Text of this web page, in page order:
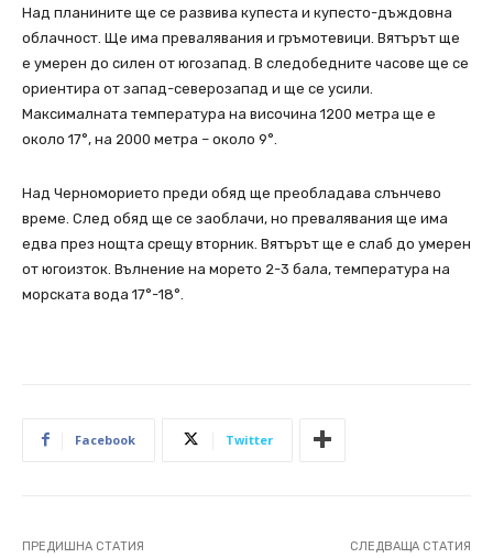
Над планините ще се развива купеста и купесто-дъждовна
облачност. Ще има превалявания и гръмотевици. Вятърът ще
е умерен до силен от югозапад. В следобедните часове ще се
ориентира от запад-северозапад и ще се усили.
Максималната температура на височина 1200 метра ще е
около 17°, на 2000 метра – около 9°.
Над Черноморието преди обяд ще преобладава слънчево
време. След обяд ще се заоблачи, но превалявания ще има
едва през нощта срещу вторник. Вятърът ще е слаб до умерен
от югоизток. Вълнение на морето 2-3 бала, температура на
морската вода 17°-18°.
Facebook Twitter
ПРЕДИШНА СТАТИЯ СЛЕДВАЩА СТАТИЯ